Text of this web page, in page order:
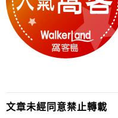
文章未經同意禁止轉載